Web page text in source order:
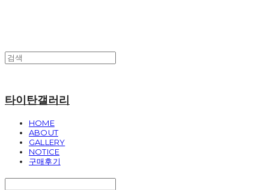
타이탄갤러리
HOME
ABOUT
GALLERY
NOTICE
구매후기